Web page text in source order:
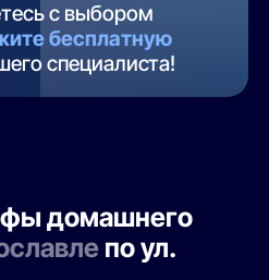
с выбором
бесплатную
специалиста!
домашнего
по ул.